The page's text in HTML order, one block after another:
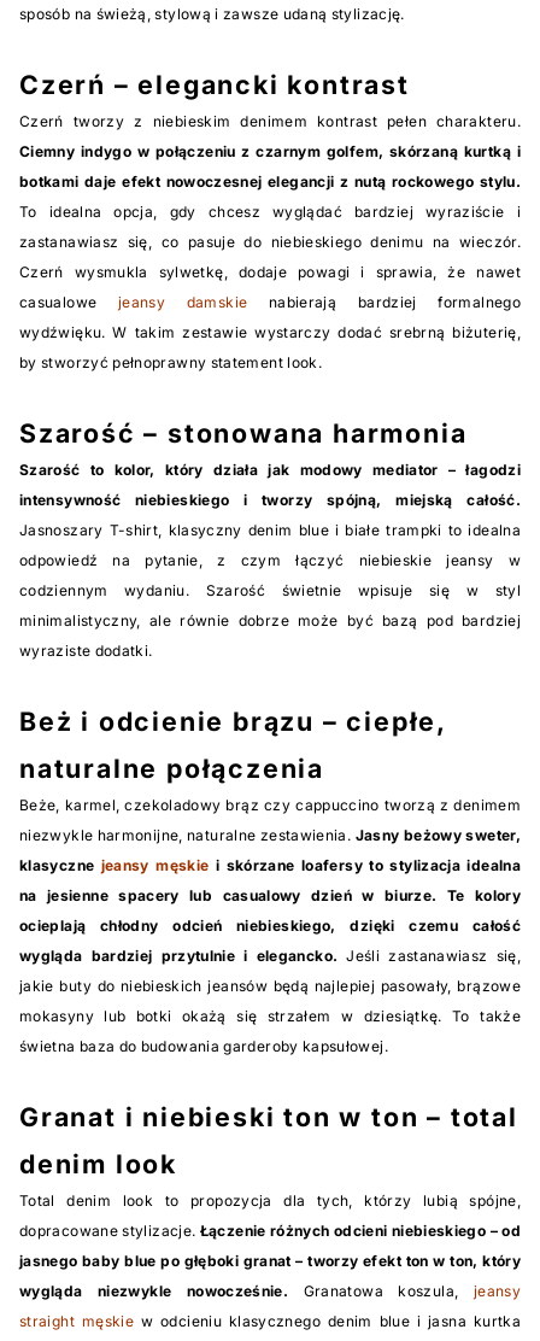
sposób na świeżą, stylową i zawsze udaną stylizację.
Czerń – elegancki kontrast
Czerń tworzy z niebieskim denimem kontrast pełen charakteru.
Ciemny indygo w połączeniu z czarnym golfem, skórzaną kurtką i
botkami daje efekt nowoczesnej elegancji z nutą rockowego stylu.
To idealna opcja, gdy chcesz wyglądać bardziej wyraziście i
zastanawiasz się, co pasuje do niebieskiego denimu na wieczór.
Czerń wysmukla sylwetkę, dodaje powagi i sprawia, że nawet
casualowe jeansy damskie nabierają bardziej formalnego
wydźwięku. W takim zestawie wystarczy dodać srebrną biżuterię,
by stworzyć pełnoprawny statement look.
Szarość – stonowana harmonia
Szarość to kolor, który działa jak modowy mediator – łagodzi
intensywność niebieskiego i tworzy spójną, miejską całość.
Jasnoszary T-shirt, klasyczny denim blue i białe trampki to idealna
odpowiedź na pytanie, z czym łączyć niebieskie jeansy w
codziennym wydaniu. Szarość świetnie wpisuje się w styl
minimalistyczny, ale równie dobrze może być bazą pod bardziej
wyraziste dodatki.
Beż i odcienie brązu – ciepłe,
naturalne połączenia
Beże, karmel, czekoladowy brąz czy cappuccino tworzą z denimem
niezwykle harmonijne, naturalne zestawienia. Jasny beżowy sweter,
klasyczne jeansy męskie i skórzane loafersy to stylizacja idealna
na jesienne spacery lub casualowy dzień w biurze. Te kolory
ocieplają chłodny odcień niebieskiego, dzięki czemu całość
wygląda bardziej przytulnie i elegancko. Jeśli zastanawiasz się,
jakie buty do niebieskich jeansów będą najlepiej pasowały, brązowe
mokasyny lub botki okażą się strzałem w dziesiątkę. To także
świetna baza do budowania garderoby kapsułowej.
Granat i niebieski ton w ton – total
denim look
Total denim look to propozycja dla tych, którzy lubią spójne,
dopracowane stylizacje. Łączenie różnych odcieni niebieskiego – od
jasnego baby blue po głęboki granat – tworzy efekt ton w ton, który
wygląda niezwykle nowocześnie. Granatowa koszula, jeansy
straight męskiew odcieniu klasycznego denim blue i jasna kurtka